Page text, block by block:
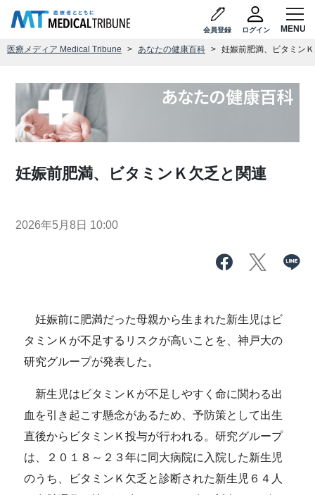
会員登録 ログイン
医療メディア Medical Tribune あなたの健康百科 妊娠前肥満、ビタミン
妊娠前肥満、ビタミンＫ欠乏と関連
2026年5月8日 10:00
妊娠前に肥満だった母親から生まれた新生児はビ
タミンＫが不足するリスクが高いことを、神戸大の
研究グループが発表した。
新生児はビタミンＫが不足しやすく命に関わる出
血を引き起こす懸念があるため、予防策として出生
直後からビタミンＫ投与が行われる。研究グループ
は、２０１８～２３年に同大病院に入院した新生児
のうち、ビタミンＫ欠乏と診断された新生児６４人